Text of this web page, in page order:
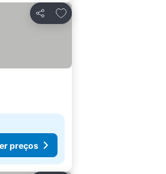
Partilhar
Adicionar aos favoritos
preços